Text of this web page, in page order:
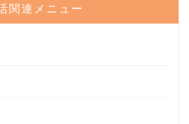
関連メニュー